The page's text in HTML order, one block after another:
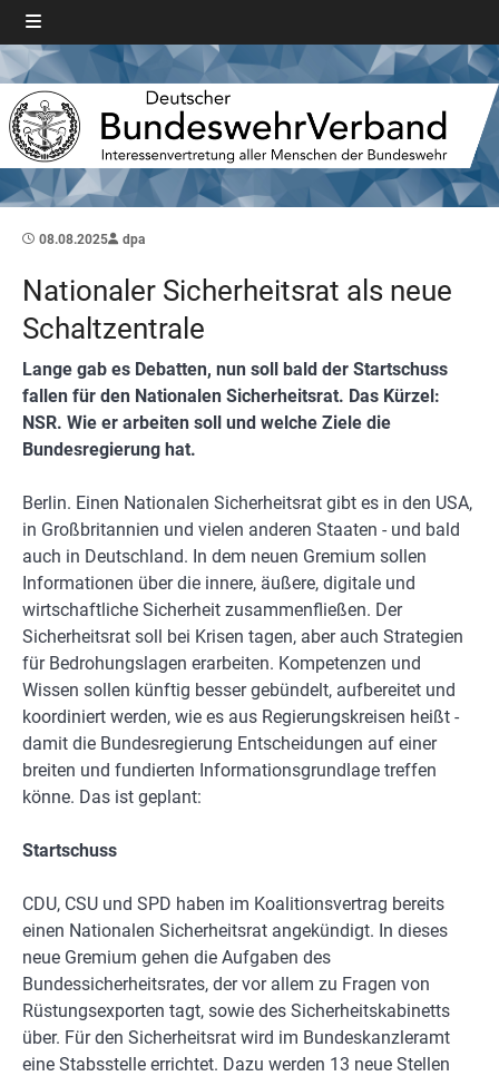
08.08.2025 dpa
Nationaler Sicherheitsrat als neue
Schaltzentrale
Lange gab es Debatten, nun soll bald der Startschuss
fallen für den Nationalen Sicherheitsrat. Das Kürzel:
NSR. Wie er arbeiten soll und welche Ziele die
Bundesregierung hat.
Berlin. Einen Nationalen Sicherheitsrat gibt es in den USA,
in Großbritannien und vielen anderen Staaten - und bald
auch in Deutschland. In dem neuen Gremium sollen
Informationen über die innere, äußere, digitale und
wirtschaftliche Sicherheit zusammenfließen. Der
Sicherheitsrat soll bei Krisen tagen, aber auch Strategien
für Bedrohungslagen erarbeiten. Kompetenzen und
Wissen sollen künftig besser gebündelt, aufbereitet und
koordiniert werden, wie es aus Regierungskreisen heißt -
damit die Bundesregierung Entscheidungen auf einer
breiten und fundierten Informationsgrundlage treffen
könne. Das ist geplant:
Startschuss
CDU, CSU und SPD haben im Koalitionsvertrag bereits
einen Nationalen Sicherheitsrat angekündigt. In dieses
neue Gremium gehen die Aufgaben des
Bundessicherheitsrates, der vor allem zu Fragen von
Rüstungsexporten tagt, sowie des Sicherheitskabinetts
über. Für den Sicherheitsrat wird im Bundeskanzleramt
eine Stabsstelle errichtet. Dazu werden 13 neue Stellen